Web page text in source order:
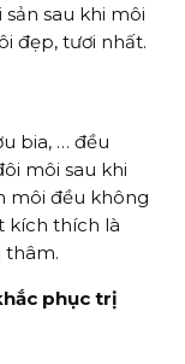
sau khi môi
đẹp, tươi nhất.
bia, … đều
môi sau khi
môi đều không
kích thích là
thâm.
phục trị